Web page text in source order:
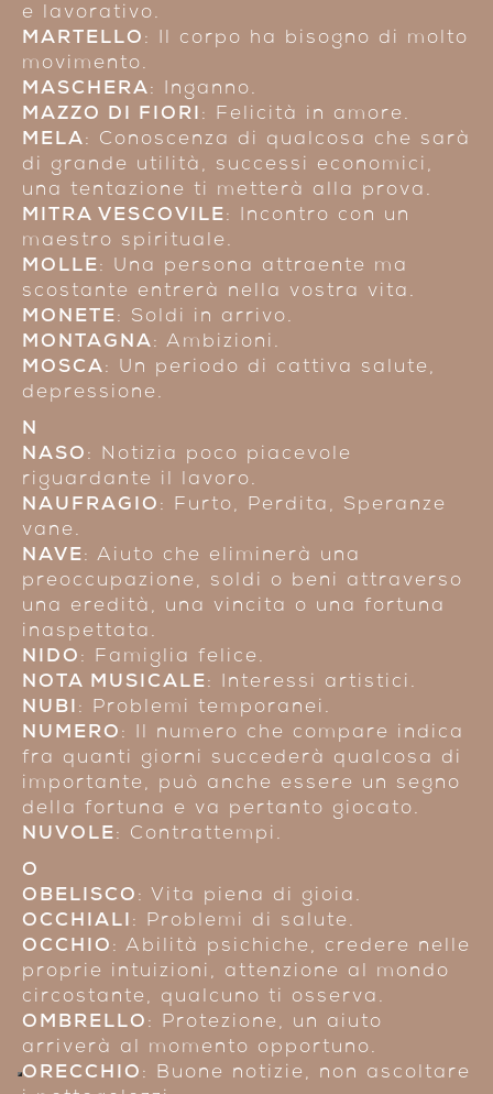
e lavorativo.
MARTELLO : Il corpo ha bisogno di molto
movimento.
MASCHERA: Inganno.
MAZZO DI FIORI : Felicità in amore.
MELA: Conoscenza di qualcosa che sarà
di grande utilità, successi economici,
una tentazione ti metterà alla prova.
MITRA VESCOVILE: Incontro con un
maestro spirituale.
MOLLE: Una persona attraente ma
scostante entrerà nella vostra vita.
MONETE: Soldi in arrivo.
MONTAGNA: Ambizioni.
MOSCA: Un periodo di cattiva salute,
depressione.
N
NASO : Notizia poco piacevole
riguardante il lavoro.
NAUFRAGIO : Furto, Perdita, Speranze
vane.
NAVE: Aiuto che eliminerà una
preoccupazione, soldi o beni attraverso
una eredità, una vincita o una fortuna
inaspettata.
NIDO : Famiglia felice.
NOTA MUSICALE: Interessi artistici.
NUBI : Problemi temporanei.
NUMERO : Il numero che compare indica
fra quanti giorni succederà qualcosa di
importante, può anche essere un segno
della fortuna e va pertanto giocato.
NUVOLE: Contrattempi.
O
OBELISCO : Vita piena di gioia.
OCCHIALI : Problemi di salute.
OCCHIO : Abilità psichiche, credere nelle
proprie intuizioni, attenzione al mondo
circostante, qualcuno ti osserva.
OMBRELLO : Protezione, un aiuto
arriverà al momento opportuno.
ORECCHIO : Buone notizie, non ascoltare